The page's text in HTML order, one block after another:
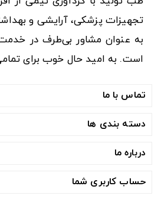
تجهیزات پزشکی، آرایشی و
به عنوان مشاور بی‌طرف در خدمت
است. به امید حال خوب برای
تماس با ما
دسته بندی ها
درباره ما
حساب کاربری شما